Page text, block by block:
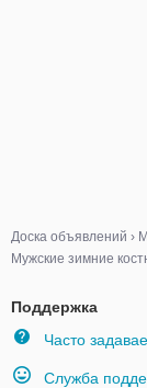
Доска объявлений ›
Мужские зимние
Поддержка
Часто
Служба